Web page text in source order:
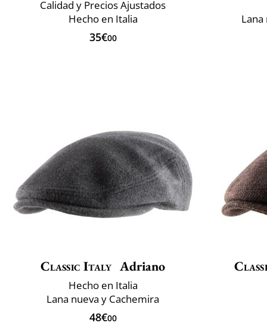
Calidad y Precios Ajustados
Hecho en Italia
35€00
Classic Italy Adriano
Hecho en Italia
Lana nueva y Cachemira
48€00